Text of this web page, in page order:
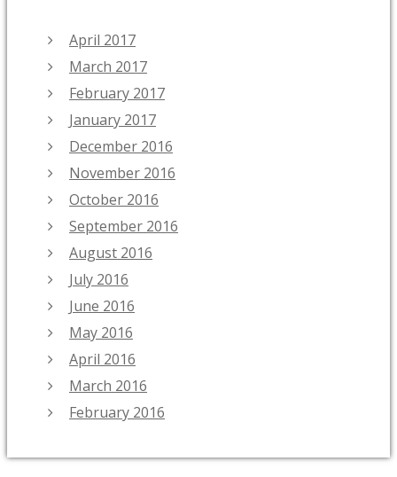
April 2017
March 2017
February 2017
January 2017
December 2016
November 2016
October 2016
September 2016
August 2016
July 2016
June 2016
May 2016
April 2016
March 2016
February 2016